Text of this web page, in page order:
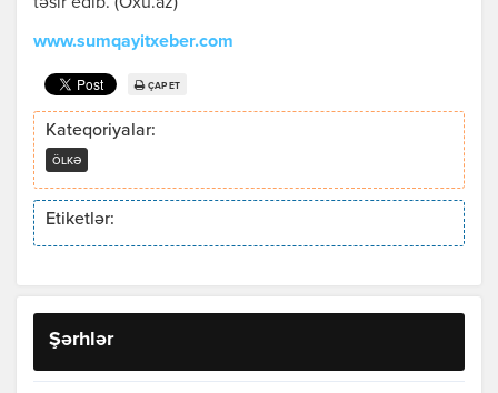
www.sumqayitxeber.com
ÇAP ET
Kateqoriyalar:
ÖLKƏ
Etiketlər:
Şərhlər